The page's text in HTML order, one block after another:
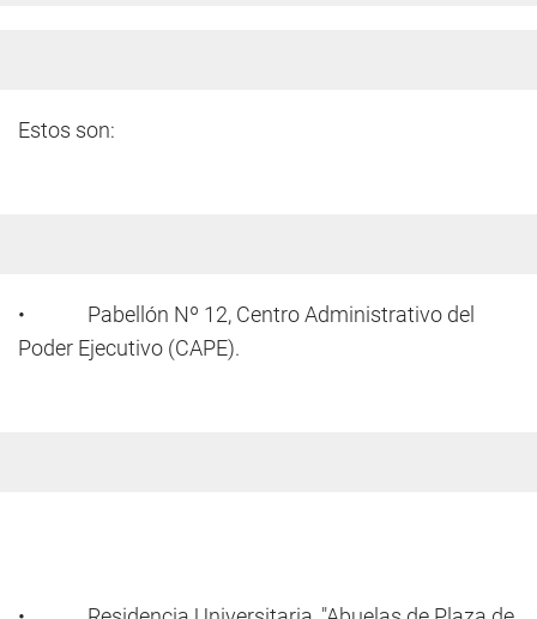
Estos son:
• Pabellón Nº 12, Centro Administrativo del
Poder Ejecutivo (CAPE).